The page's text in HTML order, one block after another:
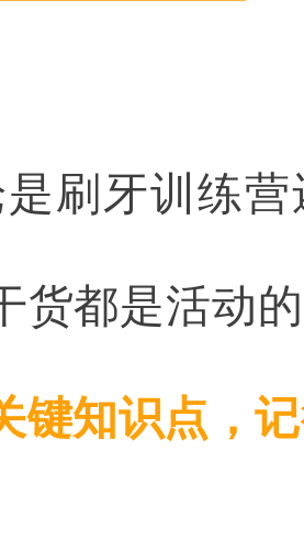
刷牙训练
货都是活动
键知识点，